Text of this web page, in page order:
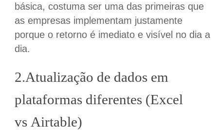
básica, costuma ser uma das primeiras que
as empresas implementam justamente
porque o retorno é imediato e visível no dia a
dia.
2.Atualização de dados em
plataformas diferentes (Excel
vs Airtable)